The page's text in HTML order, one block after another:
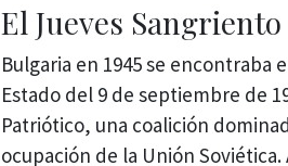
El Jueves
Bulgaria en 1945 se
Estado del 9 de septiembre de
Patriótico, una coalición
ocupación de la Unión